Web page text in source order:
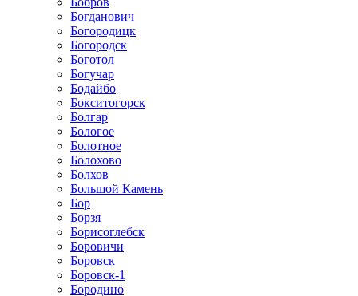
Богданович
Богородицк
Богородск
Боготол
Богучар
Бодайбо
Бокситогорск
Болгар
Бологое
Болотное
Болохово
Болхов
Большой Камень
Бор
Борзя
Борисоглебск
Боровичи
Боровск
Боровск-1
Бородино